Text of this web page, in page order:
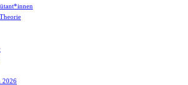
2026